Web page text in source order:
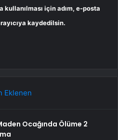
kullanılması için adım, e-posta
kaydedilsin.
Eklenen
Ocağında Ölüme 2